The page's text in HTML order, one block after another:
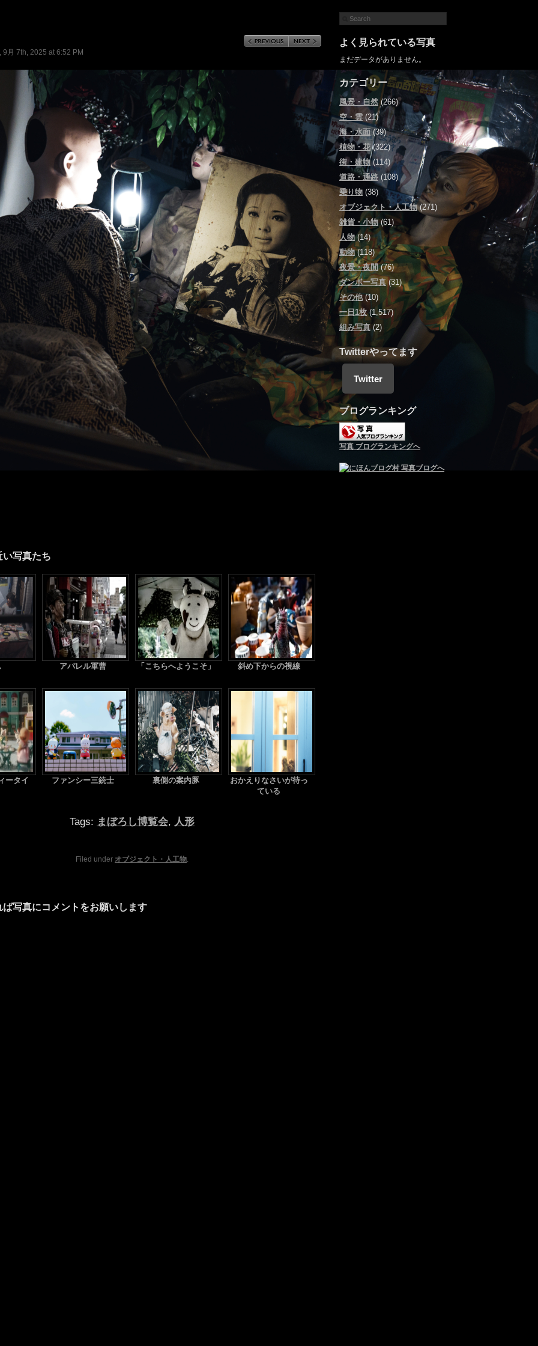
9月 7th, 2025 at 6:52 PM
い写真たち
アパレル軍曹 「こちらへようこそ」 斜め下からの視線
ータイ ファンシー三銃士 裏側の案内豚
おかえりなさいが待っ
ている
Tags: まぼろし博覧会, 人形
Filed under オブジェクト・人工物.
ば写真にコメントをお願いします
よく見られている写真
まだデータがありません。
カテゴリー
風景・自然(266)
空・雲(21)
海・水面(39)
植物・花(322)
街・建物(114)
道路・通路 (108)
乗り物 (38)
オブジェクト・人工物(271)
雑貨・小物(61)
人物(14)
動物(118)
夜景・夜間(76)
ダンボー写真(31)
その他(10)
一日1枚(1,517)
組み写真 (2)
Twitterやってます
Twitter
ブログランキング
写真 ブログランキングへ